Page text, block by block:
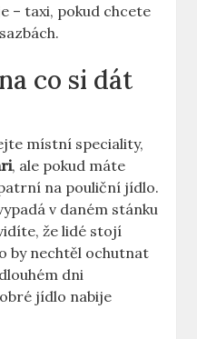
– taxi, pokud chcete
co si dát
místní speciality,
, ale pokud máte
na pouliční jídlo.
v daném stánku
že lidé stojí
by nechtěl ochutnat
dni
jídlo nabije